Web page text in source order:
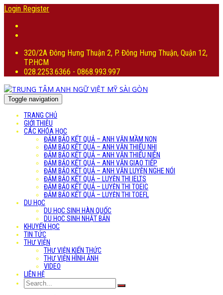
Login Register
320/2A Đông Hưng Thuận 2, P. Đông Hưng Thuận, Quận 12,
TP.HCM
028.2253.6366 - 0868.993.997
Toggle navigation
TRANG CHỦ
GIỚI THIỆU
CÁC KHÓA HỌC
ĐẢM BẢO KẾT QUẢ – ANH VĂN MẦM NON
ĐẢM BẢO KẾT QUẢ – ANH VĂN THIẾU NHI
ĐẢM BẢO KẾT QUẢ – ANH VĂN THIẾU NIÊN
ĐẢM BẢO KẾT QUẢ – ANH VĂN GIAO TIẾP
ĐẢM BẢO KẾT QUẢ – ANH VĂN LUYỆN NGHE NÓI
ĐẢM BẢO KẾT QUẢ – LUYỆN THI IELTS
ĐẢM BẢO KẾT QUẢ – LUYỆN THI TOEIC
ĐẢM BẢO KẾT QUẢ – LUYỆN THI TOEFL
DU HỌC
DU HỌC SINH HÀN QUỐC
DU HỌC SINH NHẬT BẢN
KHUYẾN HỌC
TIN TỨC
THƯ VIỆN
THƯ VIỆN KIẾN THỨC
THƯ VIỆN HÌNH ẢNH
VIDEO
LIÊN HỆ